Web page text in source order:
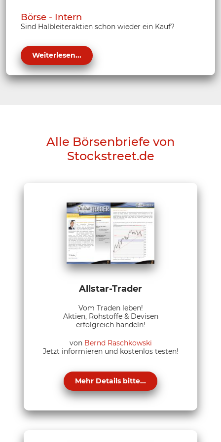
Börse - Intern
Sind Halbleiteraktien schon wieder ein Kauf?
Weiterlesen...
Alle Börsenbriefe von
Stockstreet.de
Allstar-Trader
Vom Traden leben!
Aktien, Rohstoffe & Devisen
erfolgreich handeln!
von Bernd Raschkowski
Jetzt informieren und kostenlos testen!
Mehr Details bitte...